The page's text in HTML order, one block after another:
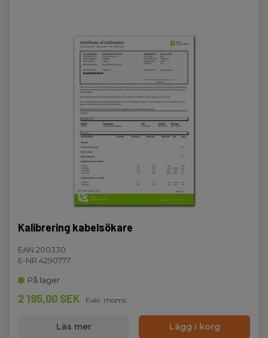
Kalibrering kabelsökare
EAN 200330
E-NR 4290777
På lager
2 195,00 SEK Exkl. moms
Läs mer Lägg i korg